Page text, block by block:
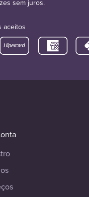
sem juros.
aceitos